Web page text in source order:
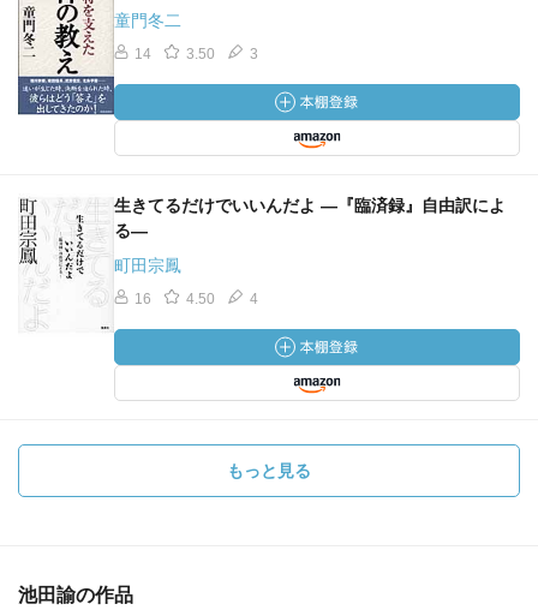
童門冬二
14 3.50 3
生きてるだけでいいんだよ ―『臨済録』自由訳によ
る―
町田宗鳳
16 4.50 4
もっと見る
池田諭の作品